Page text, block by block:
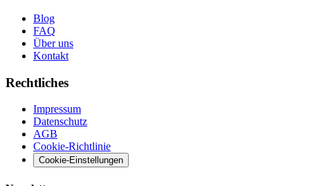
Blog
FAQ
Über uns
Kontakt
Rechtliches
Impressum
Datenschutz
AGB
Cookie-Richtlinie
Cookie-Einstellungen